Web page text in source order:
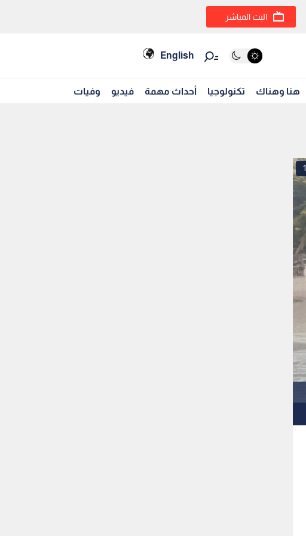
البث المباشر
English
هنا وهناك تكنولوجيا أحداث مهمة فيديو وفيات
1